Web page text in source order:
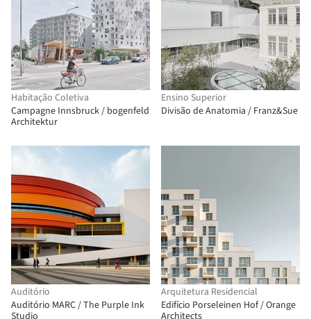
Habitação Coletiva
Campagne Innsbruck / bogenfeld
Architektur
Ensino Superior
Divisão de Anatomia / Franz&Sue
Auditório
Auditório MARC / The Purple Ink
Studio
Arquitetura Residencial
Edifício Porseleinen Hof / Orange
Architects